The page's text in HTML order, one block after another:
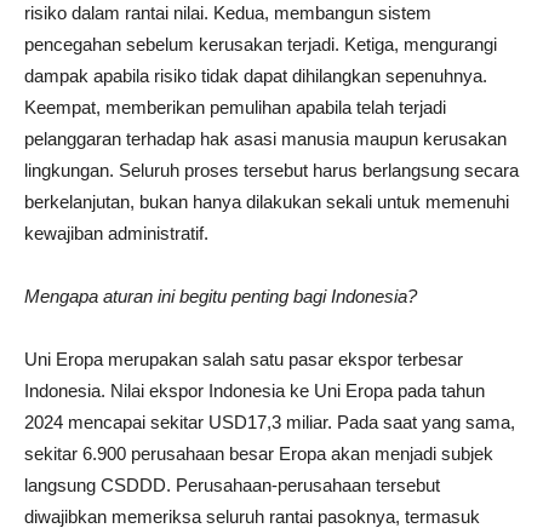
risiko dalam rantai nilai. Kedua, membangun sistem
pencegahan sebelum kerusakan terjadi. Ketiga, mengurangi
dampak apabila risiko tidak dapat dihilangkan sepenuhnya.
Keempat, memberikan pemulihan apabila telah terjadi
pelanggaran terhadap hak asasi manusia maupun kerusakan
lingkungan. Seluruh proses tersebut harus berlangsung secara
berkelanjutan, bukan hanya dilakukan sekali untuk memenuhi
kewajiban administratif.
Mengapa aturan ini begitu penting bagi Indonesia?
Uni Eropa merupakan salah satu pasar ekspor terbesar
Indonesia. Nilai ekspor Indonesia ke Uni Eropa pada tahun
2024 mencapai sekitar USD17,3 miliar. Pada saat yang sama,
sekitar 6.900 perusahaan besar Eropa akan menjadi subjek
langsung CSDDD. Perusahaan-perusahaan tersebut
diwajibkan memeriksa seluruh rantai pasoknya, termasuk